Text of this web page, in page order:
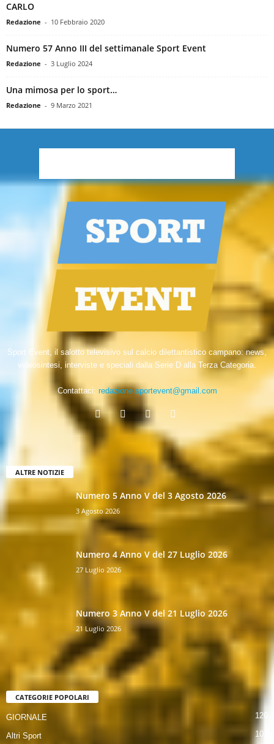
CARLO
Redazione - 10 Febbraio 2020
Numero 57 Anno III del settimanale Sport Event
Redazione - 3 Luglio 2024
Una mimosa per lo sport…
Redazione - 9 Marzo 2021
Sport Event, il salotto televisivo sul calcio dilettantistico campano: news,
videosintesi, interviste e speciali dalla Serie D alla Terza Categoria.
Contattaci: redazione.sportevent@gmail.com
ALTRE NOTIZIE
Numero 5 Anno V del 3 Agosto 2026
3 Agosto 2026
Numero 4 Anno V del 27 Luglio 2026
27 Luglio 2026
Numero 3 Anno V del 21 Luglio 2026
21 Luglio 2026
CATEGORIE POPOLARI
GIORNALE 120
Altri Sport 107